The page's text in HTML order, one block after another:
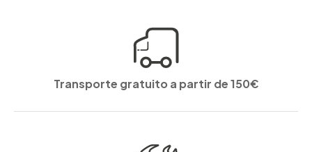
Transporte gratuito a partir de 150€